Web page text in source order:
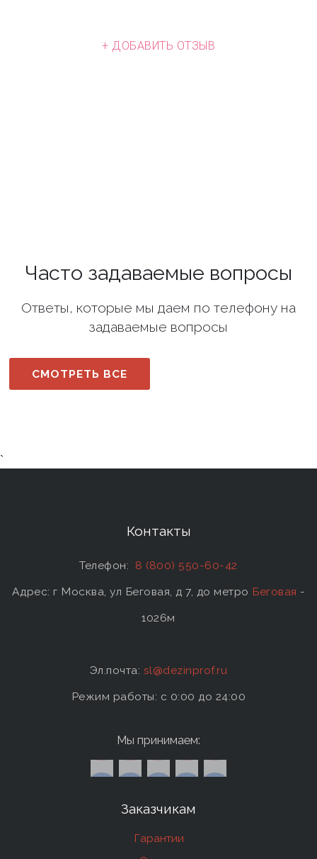
+ ДОБАВИТЬ ОТЗЫВ
Часто задаваемые вопросы
Ответы, которые мы даем по телефону на
задаваемые вопросы
СМОТРЕТЬ ВСЕ
`
Контакты
Телефон: 8 (800) 550-60-42
Адрес: г Москва, ул Беговая, д 7, до метро Беговая -
1026м
Эл.почта: sl@dezinprof.ru
Режим работы: c 0:00 до 24:00
Мы принимаем:
Заказчикам
Гарантии